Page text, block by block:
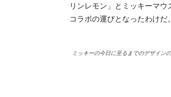
リンレモン」とミッキーマ
コラボの運びとなったわけだ。
ミッキーの今日に至るまでのデザイン